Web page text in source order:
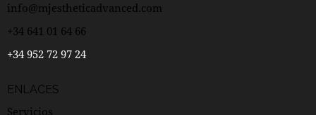
info@mjestheticadvanced.com
+34 641 01 64 66
+34 952 72 97 24
ENLACES
Servicios